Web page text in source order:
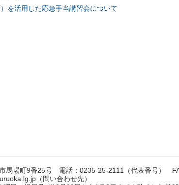
を活用した応急手当講習会について
馬場町9番25号 電話：0235-25-2111（代表番号）
（問い合わせ先）